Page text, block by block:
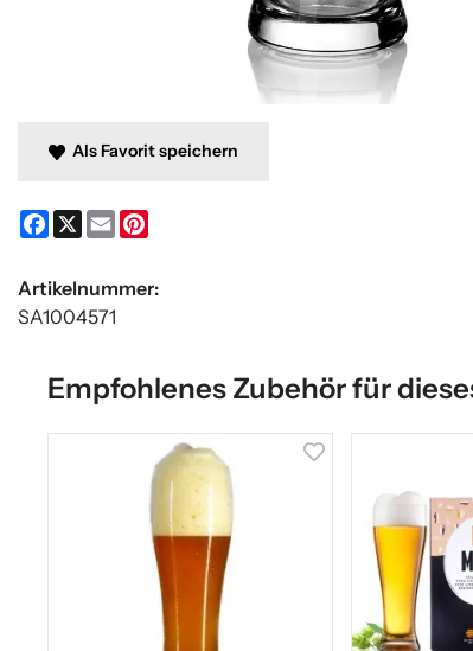
Als Favorit speichern
Facebook
X Email
Artikelnummer:
SA1004571
Empfohlenes Zubehör für